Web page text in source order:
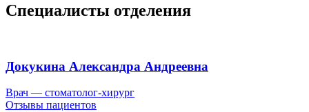
Специалисты отделения
Докукина Александра Андреевна
Врач — стоматолог-хирург
Отзывы пациентов